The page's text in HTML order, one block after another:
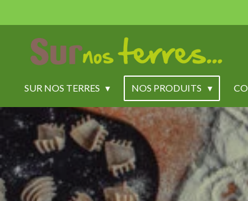
contenu
principal
SUR NOS TERRES NOS PRODUITS